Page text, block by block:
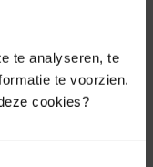
te analyseren, te
te voorzien.
cookies?